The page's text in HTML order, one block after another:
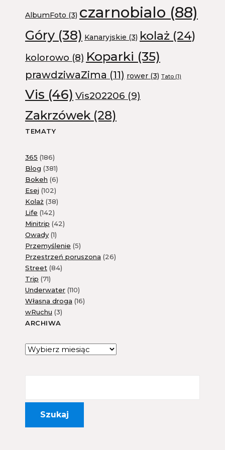
AlbumFoto (3) czarnobialo (88)
Góry (38) Kanaryjskie (3) kolaż (24)
kolorowo (8) Koparki (35)
prawdziwaZima (11) rower (3) Tato (1)
Vis (46) Vis202206 (9)
Zakrzówek(28)
TEMATY
365 (186)
Blog (381)
Bokeh (6)
Esej (102)
Kolaż (38)
Life (142)
Minitrip (42)
Owady (1)
Przemyślenie (5)
Przestrzeń poruszona (26)
Street (84)
Trip (71)
Underwater (110)
Własna droga (16)
wRuchu (3)
ARCHIWA